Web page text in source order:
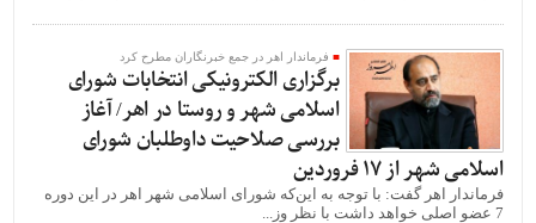
فرماندار اهر در جمع خبرنگاران مطرح کرد
برگزاری الکترونیکی انتخابات شورای
اسلامی شهر و روستا در اهر/ آغاز
بررسی صلاحیت داوطلبان شورای
اسلامی شهر از 17 فروردین
فرماندار اهر گفت: با توجه به این‌که شورای اسلامی شهر اهر در این دوره
7 عضو اصلی خواهد داشت با نظر وز...